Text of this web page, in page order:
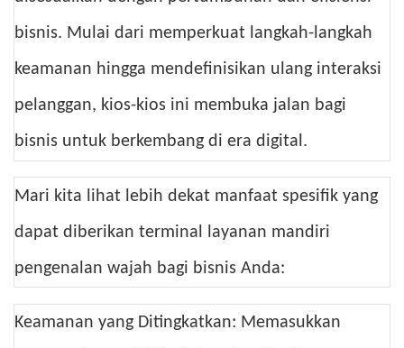
bisnis. Mulai dari memperkuat langkah-langkah
keamanan hingga mendefinisikan ulang interaksi
pelanggan, kios-kios ini membuka jalan bagi
bisnis untuk berkembang di era digital.
Mari kita lihat lebih dekat manfaat spesifik yang
dapat diberikan terminal layanan mandiri
pengenalan wajah bagi bisnis Anda:
Keamanan yang Ditingkatkan: Memasukkan